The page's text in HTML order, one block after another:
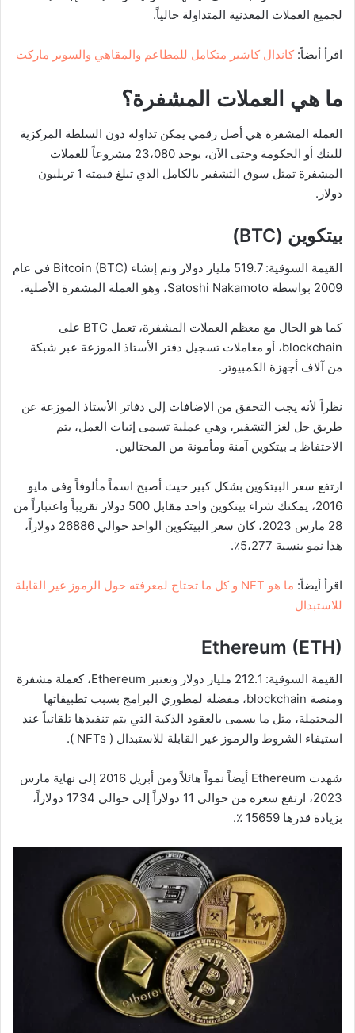
لجميع العملات المعدنية المتداولة حالياً.
اقرأ أيضاً: كاندال كاشير متكامل للمطاعم والمقاهي والسوبر ماركت
ما هي العملات المشفرة؟
العملة المشفرة هي أصل رقمي يمكن تداوله دون السلطة المركزية
للبنك أو الحكومة وحتى الآن، يوجد 23،080 مشروعاً للعملات
المشفرة تمثل سوق التشفير بالكامل الذي تبلغ قيمته 1 تريليون
دولار.
بيتكوين (BTC
)
القيمة السوقية: 519.7 مليار دولار وتم إنشاء Bitcoin (BTC) في عام
2009 بواسطة Satoshi Nakamoto، وهو العملة المشفرة الأصلية.
كما هو الحال مع معظم العملات المشفرة، تعمل BTC على
blockchain، أو معاملات تسجيل دفتر الأستاذ الموزعة عبر شبكة
من آلاف أجهزة الكمبيوتر.
نظراً لأنه يجب التحقق من الإضافات إلى دفاتر الأستاذ الموزعة عن
طريق حل لغز التشفير، وهي عملية تسمى إثبات العمل، يتم
الاحتفاظ بـ بيتكوين آمنة ومأمونة من المحتالين.
ارتفع سعر البيتكوين بشكل كبير حيث أصبح اسماً مألوفاً وفي مايو
2016، يمكنك شراء بيتكوين واحد مقابل 500 دولار تقريباً واعتباراً من
28 مارس 2023، كان سعر البيتكوين الواحد حوالي 26886 دولاراً،
هذا نمو بنسبة 5،277٪.
اقرأ أيضاً:
ما هو NFT و كل ما تحتاج لمعرفته حول الرموز غير القابلة
للاستبدال
Ethereum (ETH)
القيمة السوقية: 212.1 مليار دولار وتعتبر Ethereum، كعملة مشفرة
ومنصة blockchain، مفضلة لمطوري البرامج بسبب تطبيقاتها
المحتملة، مثل ما يسمى بالعقود الذكية التي يتم تنفيذها تلقائياً عند
استيفاء الشروط والرموز غير القابلة للاستبدال ( NFTs ).
شهدت Ethereum أيضاً نمواً هائلاً ومن أبريل 2016 إلى نهاية مارس
2023، ارتفع سعره من حوالي 11 دولاراً إلى حوالي 1734 دولاراً،
بزيادة قدرها 15659 ٪.